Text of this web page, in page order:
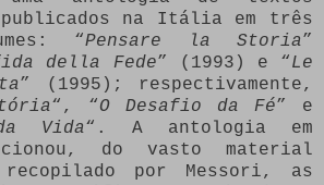
na Itália em três
“Pensare la Storia”
della Fede” (1993) e “Le
” (1995); respectivamente,
“, “O Desafio da Fé” e
Vida“. A antologia em
do vasto material
por Messori, as